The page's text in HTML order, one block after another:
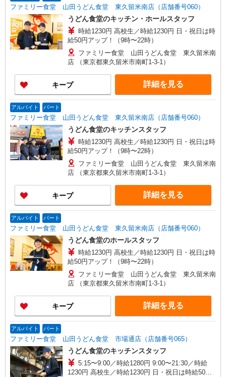
ファミリー食堂 山田うどん食堂 東久留米南店（店舗番号060）
うどん食堂のキッチン・ホールスタッフ
時給1230円 高校生／時給1230円 日・祝日は時
給50円アップ！（9時〜22時）
ファミリー食堂 山田うどん食堂 東久留米南
店 （東京都東久留米市南町1-3-1）
キープ 詳細を見る
アルバイト パート
ファミリー食堂 山田うどん食堂 東久留米南店（店舗番号060）
うどん食堂のキッチンスタッフ
時給1230円 高校生／時給1230円 日・祝日は時
給50円アップ！（9時〜22時）
ファミリー食堂 山田うどん食堂 東久留米南
店 （東京都東久留米市南町1-3-1）
キープ 詳細を見る
アルバイト パート
ファミリー食堂 山田うどん食堂 東久留米南店（店舗番号060）
うどん食堂のホールスタッフ
時給1230円 高校生／時給1230円 日・祝日は時
給50円アップ！（9時〜22時）
ファミリー食堂 山田うどん食堂 東久留米南
店 （東京都東久留米市南町1-3-1）
キープ 詳細を見る
アルバイト パート
ファミリー食堂 山田うどん食堂 市場通店（店舗番号065）
うどん食堂のキッチンスタッフ
5:15〜9:00／時給1280円 9:00〜21:30／時給
1230円 高校生／時給1230円 日・祝日は時給50円